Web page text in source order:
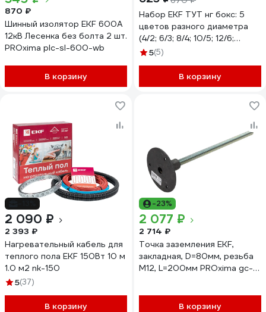
870 ₽
Шинный изолятор EKF 600А
12кВ Лесенка без болта 2 шт.
PROxima plc-sl-600-wb
В корзину
Набор EKF ТУТ нг бокс: 5
цветов разного диаметра
(4/2; 6/3; 8/4; 10/5; 12/6;
20/10) 105 шт. 100 мм
5(5)
В корзину
2 090 ₽
2 393 ₽
Нагревательный кабель для
теплого пола EKF 150Вт 10 м
1.0 м2 nk-150
5(37)
В корзину
-23%
2 077 ₽
2 714 ₽
Точка заземления EKF,
закладная, D=80мм, резьба
М12, L=200мм PROxima gc-
В корзину